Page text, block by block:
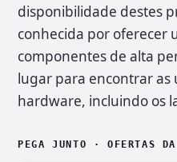
disponibilidade destes
conhecida por oferecer
componentes de alta
lugar para encontrar as
hardware, incluindo os
PEGA JUNTO · OFERTAS DA